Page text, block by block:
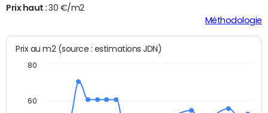
Prix haut :30 €/m2
Méthodologie
Prix au m2 (source : estimations JDN)
60
80